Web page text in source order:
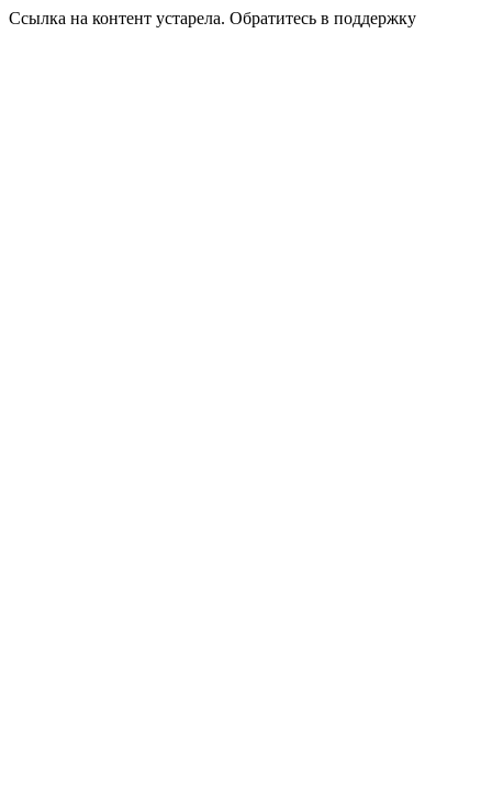
Ссылка на контент устарела. Обратитесь в поддержку